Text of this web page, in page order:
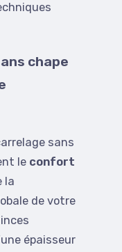
chape
sans
le confort
la
de votre
épaisseur